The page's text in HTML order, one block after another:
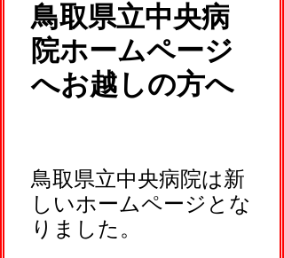
鳥取県立中央病
院ホームページ
へお越しの方へ
鳥取県立中央病院は新
しいホームページとな
りました。